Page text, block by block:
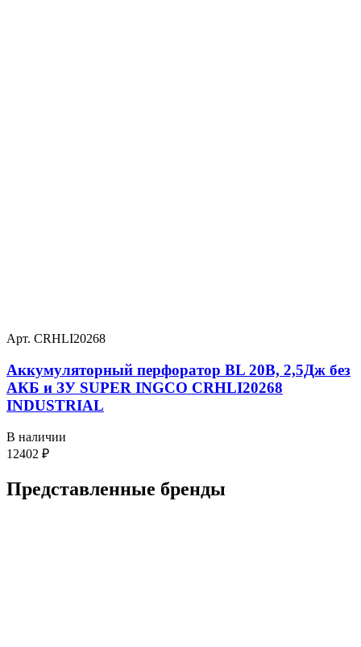
Арт. CRHLI20268
Аккумуляторный перфоратор BL 20В, 2,5Дж без
АКБ и ЗУ SUPER INGCO CRHLI20268
INDUSTRIAL
В наличии
12402 ₽
Представленные бренды